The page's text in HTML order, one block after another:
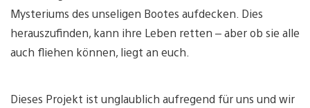
Mysteriums des unseligen Bootes aufdecken. Dies
herauszufinden, kann ihre Leben retten – aber ob sie alle
auch fliehen können, liegt an euch.
Dieses Projekt ist unglaublich aufregend für uns und wir